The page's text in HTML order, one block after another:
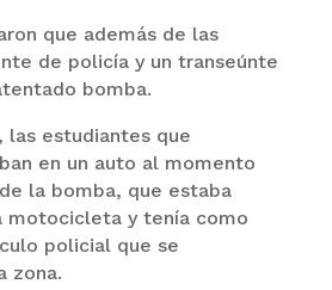
que además de las
de policía y un transeúnte
bomba.
las estudiantes que
en un auto al momento
la bomba, que estaba
motocicleta y tenía como
policial que se
zona.